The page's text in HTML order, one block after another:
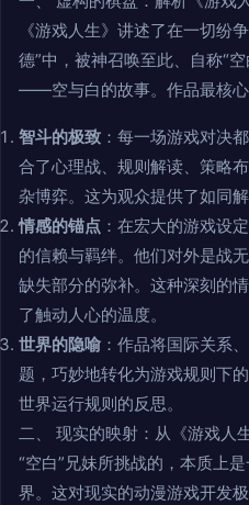
《游戏人生》讲述了在一切纷
德”中，被神召唤至此、自称“
——空与白的故事。作品最核心
智斗的极致 ：每一场游戏对决
合了心理战、规则解读、策略
杂博弈。这为观众提供了如同
情感的锚点 ：在宏大的游戏设
的信赖与羁绊。他们对外是战
缺失部分的弥补。这种深刻的
了触动人心的温度。
世界的隐喻 ：作品将国际关系
题，巧妙地转化为游戏规则下
世界运行规则的反思。
二、 现实的映射：从《游戏人
“空白”兄妹所挑战的，本质上
界。这对现实的动漫游戏开发